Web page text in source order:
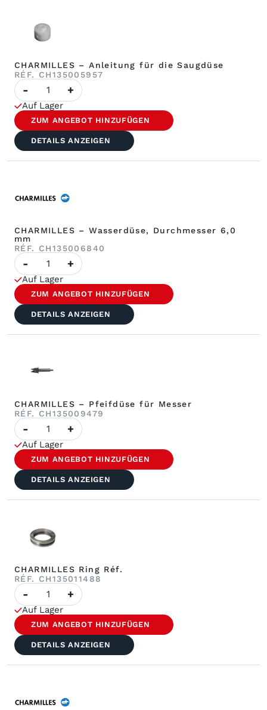
CHARMILLES – Anleitung für die Saugdüse
RÉF. CH135005957
Anzahl
CHARMILLES
–
Leitfaden
für
Saugdüsen
- +
Auf Lager
ZUM ANGEBOT HINZUFÜGEN
DETAILS ANZEIGEN
CHARMILLES – Wasserdüse, Durchmesser 6,0
mm
RÉF. CH135006840
Anzahl
CHARMILLES
–
Wasserdüse,
Durchmesser
6,0
mm
- +
Auf Lager
ZUM ANGEBOT HINZUFÜGEN
DETAILS ANZEIGEN
CHARMILLES – Pfeifdüse für Messer
RÉF. CH135009479
Anzahl
von
CHARMILLES
–
Pfeifdüse
für
Messer
- +
Auf Lager
ZUM ANGEBOT HINZUFÜGEN
DETAILS ANZEIGEN
CHARMILLES Ring Réf.
RÉF. CH135011488
Anzahl
CHARMILLES-
Ringe,
Réf.
- +
Auf Lager
ZUM ANGEBOT HINZUFÜGEN
DETAILS ANZEIGEN